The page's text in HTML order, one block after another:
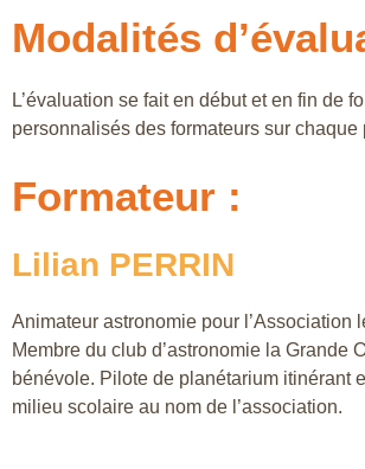
Modalités
L’évaluation se fait en début et en fin de
personnalisés des formateurs sur chaque
Formateur :
Lilian PERRIN
Animateur astronomie pour l’Association
Membre du club d’astronomie la Grande
bénévole. Pilote de planétarium itinérant
milieu scolaire au nom de l’association.